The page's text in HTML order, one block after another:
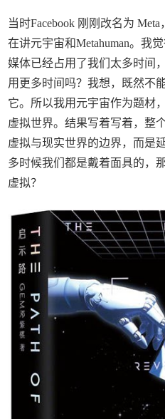
当时Facebook 刚刚改名为
在讲元宇宙和Metahuman。我
媒体已经占用了我们太多时间
用更多时间吗？我想，既然不
它。所以我用元宇宙作为题材
虚拟世界。结果写着写着，整
虚拟与现实世界的边界，而是
多时候我们都是戴着面具的，
虚拟？